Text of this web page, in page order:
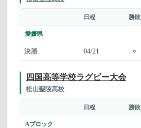
日程 勝敗
愛媛県
決勝 04/21 ○
四国高等学校ラグビー大会
松山聖陵高校
日程 勝敗
Aブロック